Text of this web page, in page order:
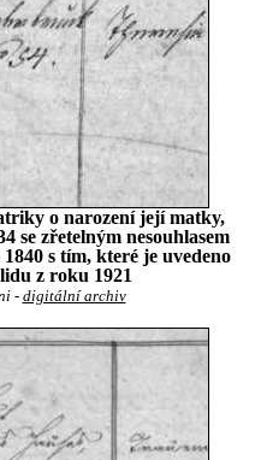
o narození její matky,
se zřetelným nesouhlasem
s tím, které je uvedeno
z roku 1921
- digitální archiv